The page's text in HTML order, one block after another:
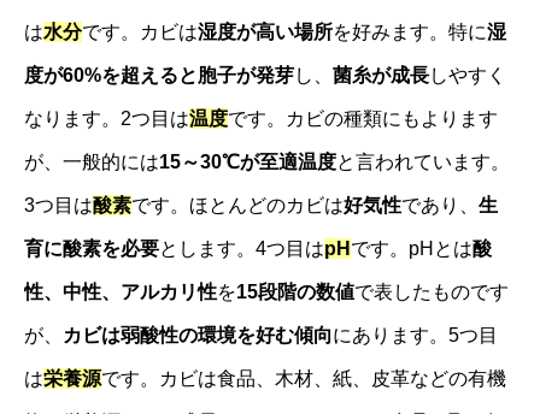
は水分です。カビは湿度が高い場所を好みます。特に湿
度が60%を超えると胞子が発芽し、 菌糸が成長しやすく
なります。2つ目は温度です。カビの種類にもよります
が、一般的には15～30℃が至適温度と言われています。
3つ目は酸素です。ほとんどのカビは好気性であり、 生
育に酸素を必要とします。4つ目はpH です。pHとは酸
性、中性、アルカリ性を15段階の数値で表したものです
が、 カビは弱酸性の環境を好む傾向にあります。5つ目
は栄養源です。カビは食品、木材、紙、皮革などの有機